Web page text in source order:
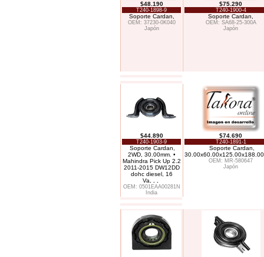
$48.190
T240-1898-9
Soporte Cardan,
OEM: 37230-0K040
Japón
$75.290
T240-1900-4
Soporte Cardan,
OEM: SA68-25-300A
Japón
$44.890
T240-1903-9
Soporte Cardan,
2WD, 30.00mm. •
Mahindra Pick Up 2.2
2011-2015 DW12DD
dohc diesel, 16
Va
OEM: 0501EAA00281N
India
$74.690
T240-1891-1
Soporte Cardan,
OEM: MR-580647
Japón